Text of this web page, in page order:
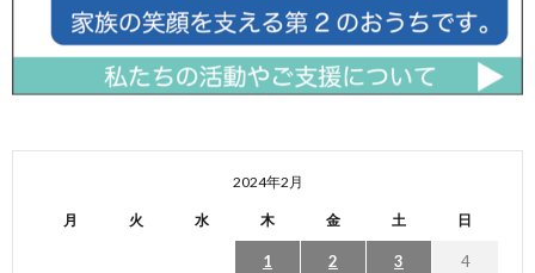
2024年2月
月 火 水 木 金 土 日
1 2 3 4